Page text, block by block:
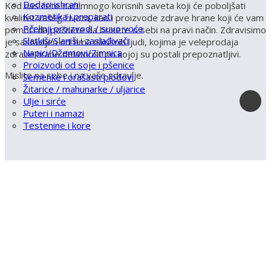
Dodaci ishrani
Kozmetika i preparati
Pčelinji proizvodi / suvo voće
Slatkiši/Slaniši i zaslađivači
Napici/Džemovi/Zimnica
Proizvodi od soje i pšenice
Semenke i orašasti plodovi
Žitarice / mahunarke / uljarice
Ulje i sirće
Puteri i namazi
Testenine i kore
Kod nas ćete naći mnogo korisnih saveta koji će poboljšati
kvalitet vašeg života, kao i proizvode zdrave hrane koji će vam
pomoći da počnete da brinete o sebi na pravi način. Zdravisimo
je sastavljen od tima iskusnih ljudi, kojima je veleprodaja
zdrave hrane delatnost po kojoj su postali prepoznatljivi.
Mislite na sebe i na vaše zdravlje.